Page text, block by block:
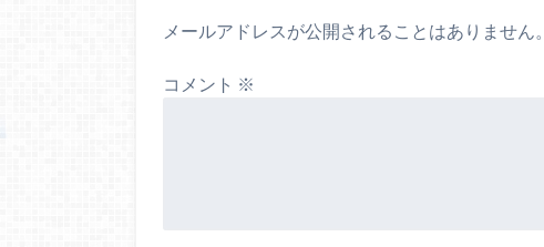
メールアドレスが公開されることはありません。
コメント ※